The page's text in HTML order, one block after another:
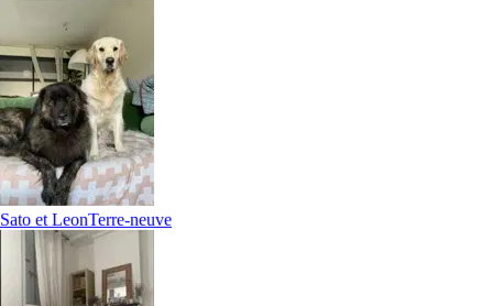
Sato et LeonTerre-neuve